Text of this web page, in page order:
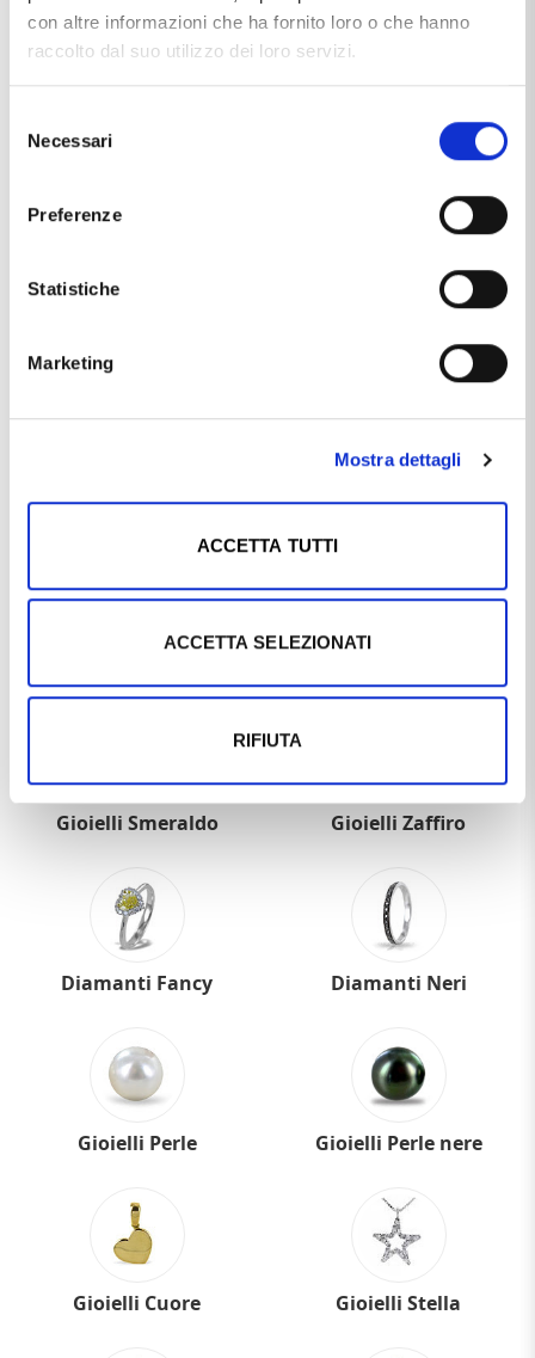
con altre informazioni che ha fornito loro o che hanno
raccolto dal suo utilizzo dei loro servizi.
delNecessari
Preferenze
Statistiche
Marketing
Mostra dettagli
ACCETTA TUTTI
ACCETTA SELEZIONATI
RIFIUTA
Anniversario
Gioielli Smeraldo Gioielli Zaffiro
Diamanti Fancy Diamanti Neri
Gioielli Perle Gioielli Perle nere
Gioielli Cuore Gioielli Stella